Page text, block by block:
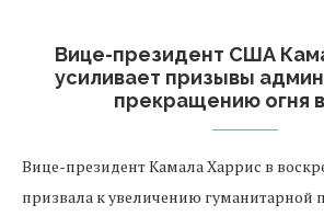
Вице-президент США
усиливает призывы
прекращению огня
Вице-президент Камала Харрис в
призвала к увеличению гуманитарной